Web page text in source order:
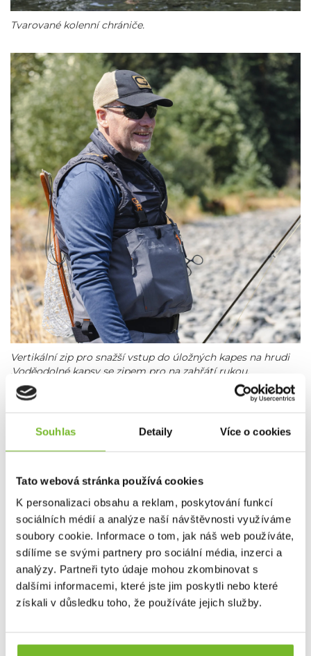
Souhlas Detaily Více o cookies
Tato webová stránka používá cookies
K personalizaci obsahu a reklam, poskytování funkcí
sociálních médií a analýze naší návštěvnosti využíváme
soubory cookie. Informace o tom, jak náš web používáte,
sdílíme se svými partnery pro sociální média, inzerci a
analýzy. Partneři tyto údaje mohou zkombinovat s
dalšími informacemi, které jste jim poskytli nebo které
získali v důsledku toho, že používáte jejich služby.
Tvarované kolenní chrániče.
Vertikální zip pro snažší vstup do úložných kapes na hrudi
.Voděodolné kapsy se zipem pro na zahřátí rukou.